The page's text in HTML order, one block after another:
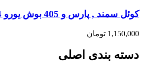
کوئل سمند , پارس و 405 بوش یورو 4 (XU7)
1,150,000 تومان
دسته بندی اصلی